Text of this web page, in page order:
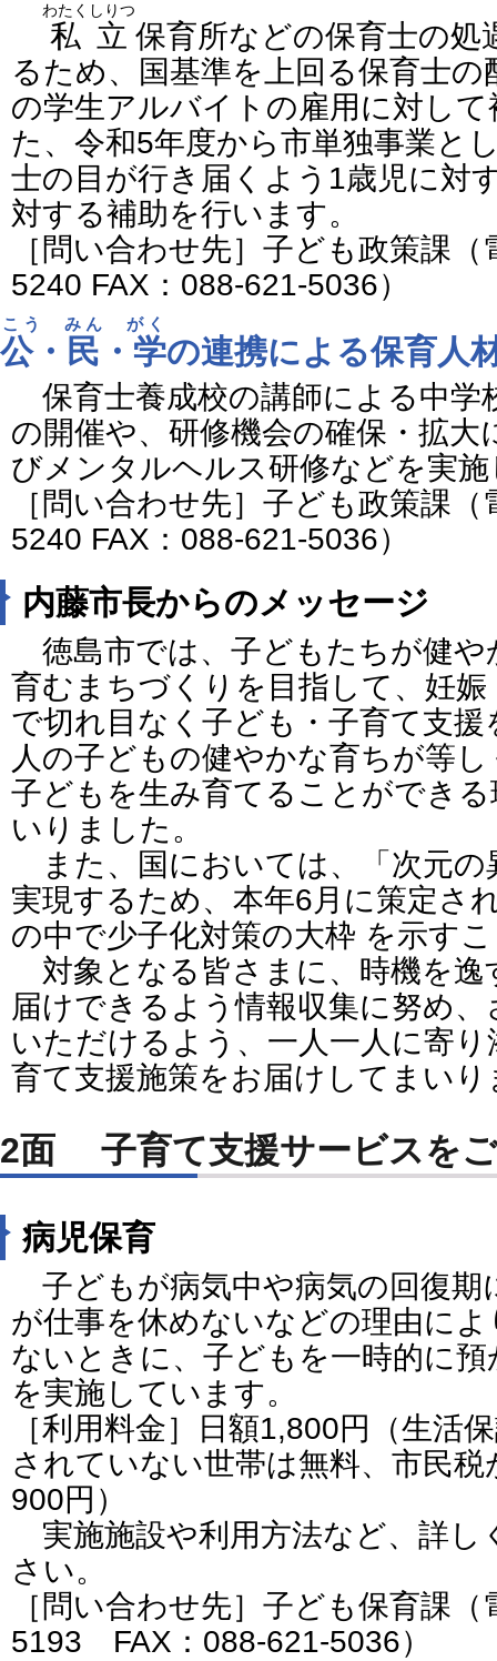
私立
わたくしりつ
保育所などの保育士の処
るため、国基準を上回る保育士の
の学生アルバイトの雇用に対し
た、令和5年度から市単独事業と
士の目が行き届くよう1歳児に対
対する補助を行います。
［問い合わせ先］子ども政策課
5240 FAX：088-621-5036）
公・民・学
こう みん がく
の連携による保育人
保育士養成校の講師による中学
の開催や、研修機会の確保・拡大
びメンタルヘルス研修などを実
［問い合わせ先］子ども政策課
5240 FAX：088-621-5036）
内藤市長からのメッセージ
徳島市では、子どもたちが健や
育むまちづくりを目指して、妊
で切れ目なく子ども・子育て支
人の子どもの健やかな育ちが等
子どもを生み育てることができ
いりました。
また、国においては、「次元の
実現するため、本年6月に策定さ
の中で少子化対策の大枠 を示す
対象となる皆さまに、時機を逸
届けできるよう情報収集に努め
いただけるよう、一人一人に寄
育て支援施策をお届けしてまいり
2面 子育て支援サービスを
病児保育
子どもが病気中や病気の回復期
が仕事を休めないなどの理由に
ないときに、子どもを一時的に
を実施しています。
［利用料金］日額1,800円（生活
されていない世帯は無料、市民
900円）
実施施設や利用方法など、詳し
さい。
［問い合わせ先］子ども保育課
5193 FAX：088-621-5036）